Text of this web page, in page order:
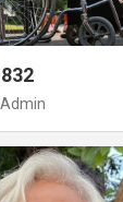
Admin